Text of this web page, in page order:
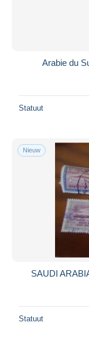
Arabie du
Statuut
Nieuw
SAUDI
Statuut